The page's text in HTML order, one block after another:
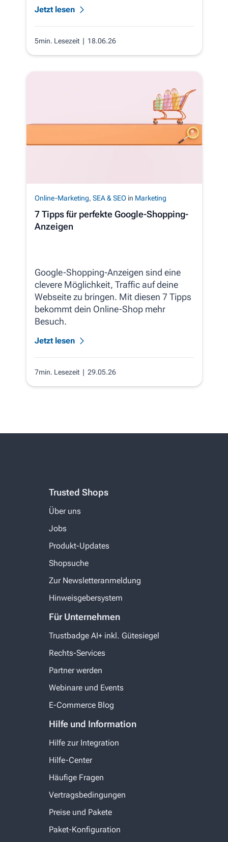
Jetzt lesen
5min. Lesezeit | 18.06.26
Online-Marketing, SEA & SEO in Marketing
7 Tipps für perfekte Google-Shopping-
Anzeigen
Google-Shopping-Anzeigen sind eine
clevere Möglichkeit, Traffic auf deine
Webseite zu bringen. Mit diesen 7 Tipps
bekommt dein Online-Shop mehr
Besuch.
Jetzt lesen
7min. Lesezeit | 29.05.26
Trusted Shops
Über uns
Jobs
Produkt-Updates
Shopsuche
Zur Newsletteranmeldung
Hinweisgebersystem
Für Unternehmen
Trustbadge AI+ inkl. Gütesiegel
Rechts-Services
Partner werden
Webinare und Events
E-Commerce Blog
Hilfe und Information
Hilfe zur Integration
Hilfe-Center
Häufige Fragen
Vertragsbedingungen
Preise und Pakete
Paket-Konfiguration